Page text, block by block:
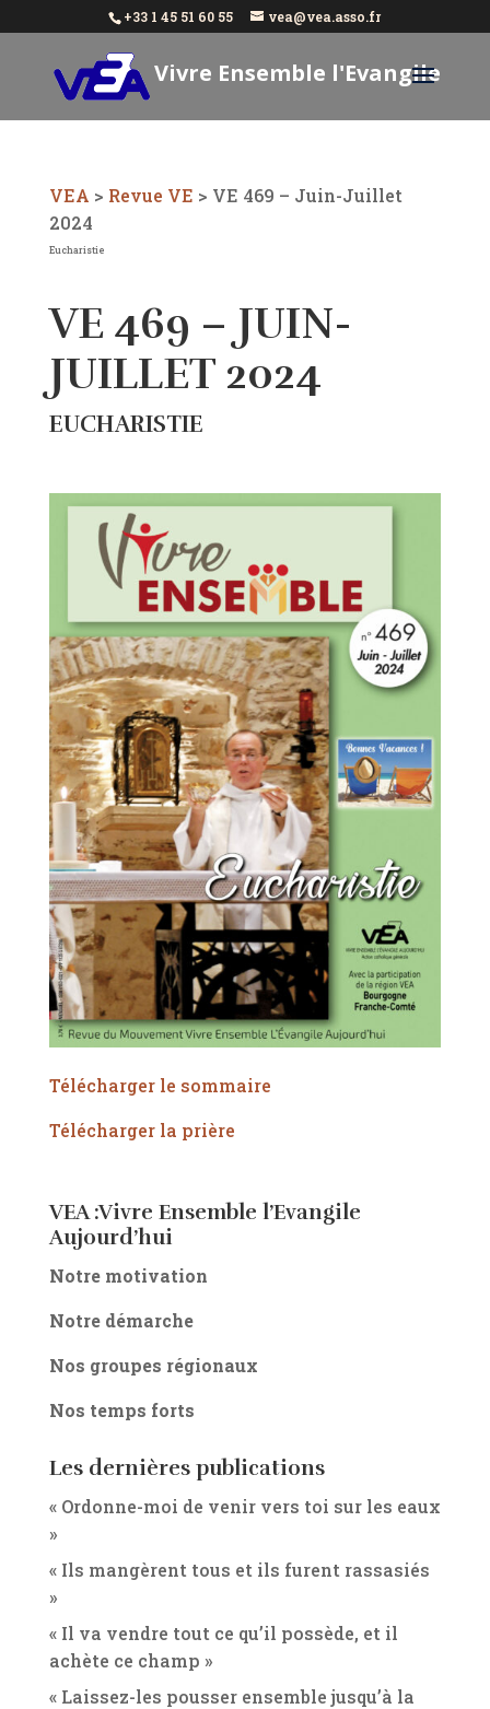
+33 1 45 51 60 55 vea@vea.asso.fr
Vivre Ensemble l'Evangile
VEA > Revue VE > VE 469 – Juin-Juillet
2024
Eucharistie
VE 469 – JUIN-
JUILLET 2024
EUCHARISTIE
Télécharger le sommaire
Télécharger la prière
VEA :Vivre Ensemble l’Evangile
Aujourd’hui
Notre motivation
Notre démarche
Nos groupes régionaux
Nos temps forts
Les dernières publications
« Ordonne-moi de venir vers toi sur les eaux
»
« Ils mangèrent tous et ils furent rassasiés
»
« Il va vendre tout ce qu’il possède, et il
achète ce champ »
« Laissez-les pousser ensemble jusqu’à la